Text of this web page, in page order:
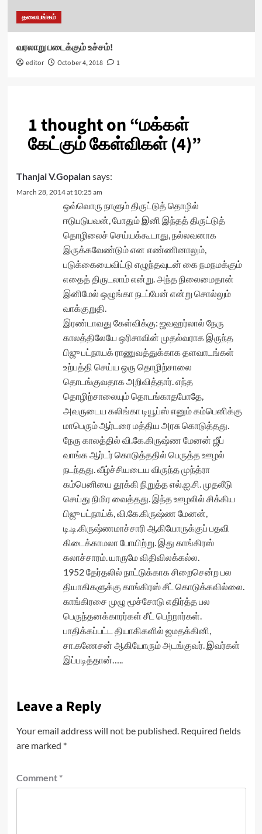
தலையங்கம்
வரலாறு படைக்கும் உச்சம்!
editor October 4, 2018 1
1 thought on “மக்கள்
கேட்கும் கேள்விகள் (4)”
Thanjai V.Gopalansays:
March 28, 2014 at 10:25 am
ஒவ்வொரு நாளும் திருட்டுத் தொழில்
ஈடுபடுபவன், போதும் இனி இந்தத் திருட்டுத்
தொழிலைச் செய்யக்கூடாது, நல்லவனாக
இருக்கவேண்டும் என எண்ணினாலும்,
படுக்கையைவிட்டு எழுந்தவுடன் கை நமநமக்கும்
எதைத் திருடலாம் என்று. அந்த நிலைமைதான்
இனிமேல் ஒழுங்கா நடப்பேன் என்று சொல்லும்
வாக்குறுதி.
இரண்டாவது கேள்விக்கு: ஜவஹர்லால் நேரு
காலத்திலேயே ஒரிசாவின் முதல்வராக இருந்த
பிஜு பட்நாயக் ராணுவத்துக்காக தளவாடங்கள்
உற்பத்தி செய்ய ஒரு தொழிற்சாலை
தொடங்குவதாக அறிவித்தார். எந்த
தொழிற்சாலையும் தொடங்காதபோதே,
அவருடைய கலிங்கா டியூப்ஸ் எனும் கம்பெனிக்கு
மாபெரும் ஆர்டரை மத்திய அரசு கொடுத்தது.
நேரு காலத்தில் வி.கே.கிருஷ்ண மேனன் ஜீப்
வாங்க ஆர்டர் கொடுத்ததில் பெருத்த ஊழல்
நடந்தது. வீழ்ச்சியடைய விருந்த முந்த்ரா
கம்பெனியை தூக்கி நிறுத்த எல்.ஐ.சி. முதலீடு
செய்து நிமிர வைத்தது. இந்த ஊழலில் சிக்கிய
பிஜு பட்நாய்க், வி.கே.கிருஷ்ண மேனன்,
டி.டி.கிருஷ்ணமாச்சாரி ஆகியோருக்குப் பதவி
கிடைக்காமலா போயிற்று. இது காங்கிரஸ்
கலாச்சாரம். யாருமே விதிவிலக்கல்ல.
1952 தேர்தலில் நாட்டுக்காக சிறைசென்ற பல
தியாகிகளுக்கு காங்கிரஸ் சீட் கொடுக்கவில்லை.
காங்கிரசை முழு மூச்சோடு எதிர்த்த பல
பெருந்தனக்காரர்கள் சீட் பெற்றார்கள்.
பாதிக்கப்பட்ட தியாகிகளில் ஜமதக்கினி,
சா.கணேசன் ஆகியோரும் அடங்குவர். இவர்கள்
இப்படித்தான்…..
Leave a Reply
Your email address will not be published. Required fields
are marked *
Comment *